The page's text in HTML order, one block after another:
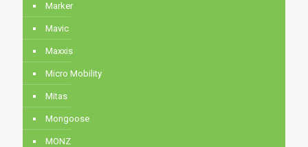
Marker
Mavic
Maxxis
Micro Mobility
Mitas
Mongoose
MONZ